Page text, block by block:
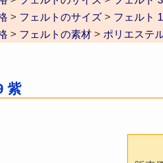
> フェルトのサイズ > フェルト
> フェルトの素材 > ポリエステ
紫